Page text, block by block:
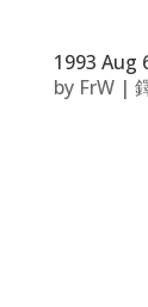
1993 Aug
by FrW|